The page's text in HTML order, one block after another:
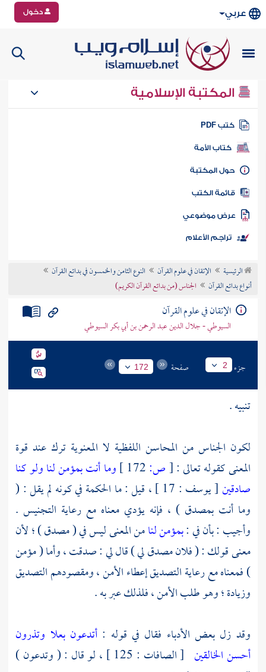
عربي دخول
المكتبة الإسلامية
كتب PDF
كتاب الأمة
المكتبة
الكتب
موضوعي
تراجم الأعلام
الرئيسية الإتقان في علوم القرآن
النوع الثامن والخمسون في بدائع القرآن
أنواع بدائع القرآن
الجناس (من بدائع القرآن الكريم)
الإتقان في علوم القرآن
السيوطي - جلال الدين عبد الرحمن بن أبي بكر السيوطي
جزء 2 صفحة 172
تنبيه .
لكون الجناس من المحاسن اللفظية لا المعنوية ترك عند قوة
المعنى كقوله تعالى :[ص:
وما أنت بمؤمن لنا ولو كنا
صادقين
[ يوسف : 17 ] ، قيل : ما الحكمة في كونه لم يقل : (
وما أنت بمصدق ) ، فإنه يؤدي معناه مع رعاية التجنيس .
وأجيب : بأن في :بمؤمن لنامن المعنى ليس في ( مصدق ) ؛ لأن
معنى قولك : ( فلان مصدق لي ) قال لي : صدقت ، وأما ( مؤمن
) فمعناه مع رعاية التصديق إعطاء الأمن ، ومقصودهم التصديق
وزيادة ؛ وهو طلب الأمن ، فلذلك عبر به .
وقد زل بعض الأدباء فقال في قوله :أتدعون بعلا وتذرون
أحسن الخالقين
[ الصافات : 125 ] ، لو قال : ( وتدعون )